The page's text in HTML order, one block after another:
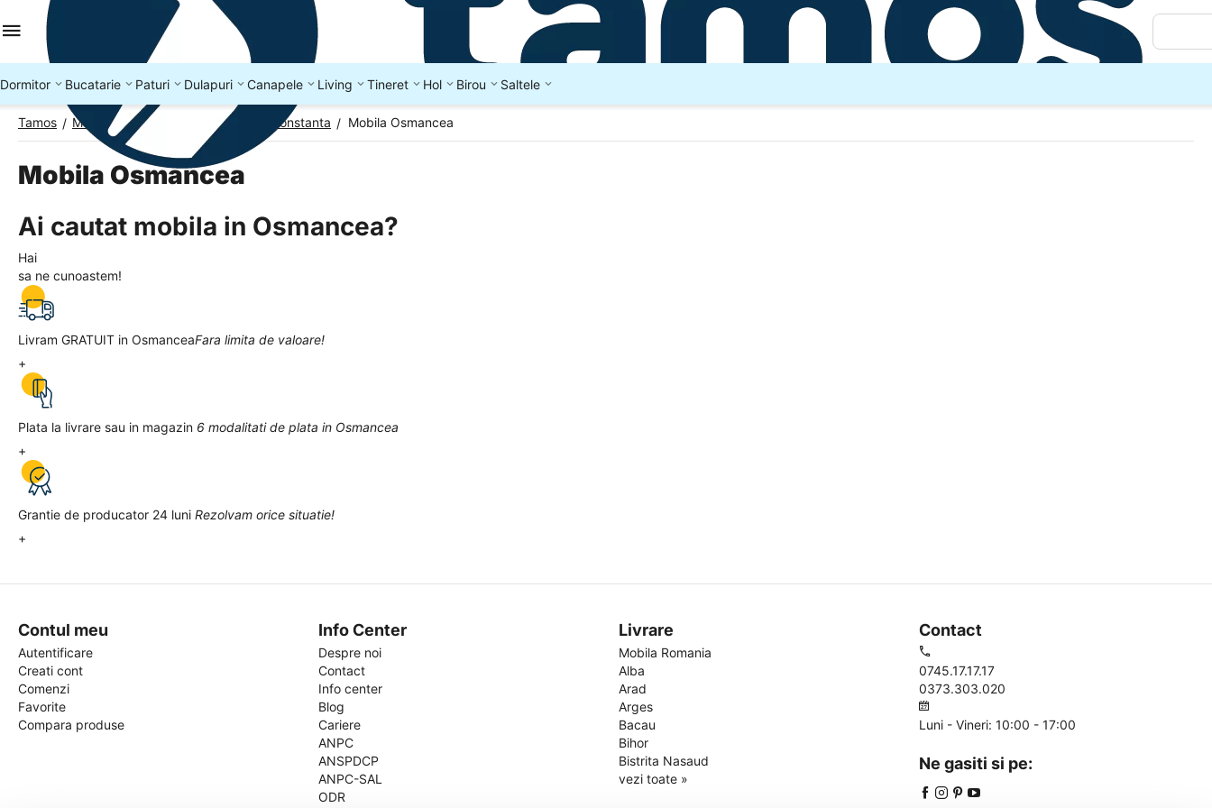
Dormitor Bucatarie Paturi Dulapuri Canapele Living Tineret Hol Birou Saltele
Tamos / Mobila Romania Mobila Judetul Constanta / Mobila Osmancea
Mobila Osmancea
Ai cautat mobila in Osmancea?
Hai
sa ne cunoastem!
Livram GRATUIT in OsmanceaFara limita de valoare!
+
Plata la livrare sau in magazin 6 modalitati de plata in Osmancea
+
Grantie de producator 24 luni Rezolvam orice situatie!
+
Contul meu
Autentificare
Creati cont
Comenzi
Favorite
Compara produse
Info Center
Despre noi
Contact
Info center
Blog
Cariere
ANPC
ANSPDCP
ANPC-SAL
ODR
Livrare
Mobila Romania
Alba
Arad
Arges
Bacau
Bihor
Bistrita Nasaud
vezi toate »
Contact
0745.17.17.17
0373.303.020
Luni - Vineri: 10:00 - 17:00
Ne gasiti si pe: